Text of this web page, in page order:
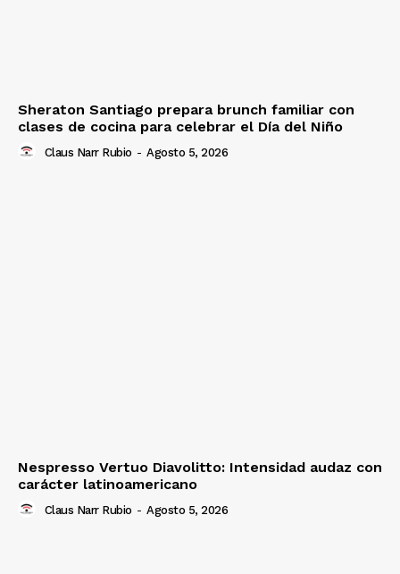
Sheraton Santiago prepara brunch familiar con
clases de cocina para celebrar el Día del Niño
Claus Narr Rubio - Agosto 5, 2026
Nespresso Vertuo Diavolitto: Intensidad audaz con
carácter latinoamericano
Claus Narr Rubio - Agosto 5, 2026